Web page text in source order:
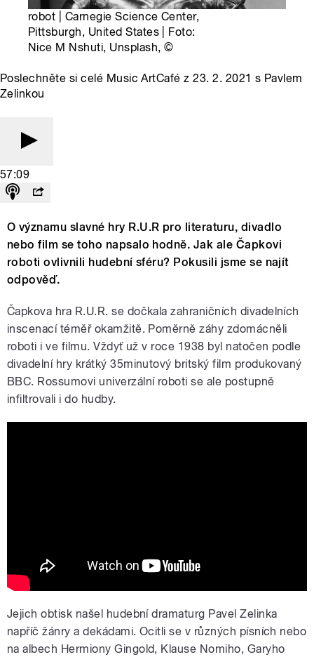
robot | Carnegie Science Center,
Pittsburgh, United States | Foto:
Nice M Nshuti, Unsplash, ©
Poslechněte si celé Music ArtCafé z 23. 2. 2021 s Pavlem
Zelinkou
57:09
O významu slavné hry R.U.R pro literaturu, divadlo
nebo film se toho napsalo hodně. Jak ale Čapkovi
roboti ovlivnili hudební sféru? Pokusili jsme se najít
odpověď.
Čapkova hra R.U.R. se dočkala zahraničních divadelních
inscenací téměř okamžitě. Poměrně záhy zdomácněli
roboti i ve filmu. Vždyť už v roce 1938 byl natočen podle
divadelní hry krátký 35minutový britský film produkovaný
BBC. Rossumovi univerzální roboti se ale postupně
infiltrovali i do hudby.
Jejich obtisk našel hudební dramaturg Pavel Zelinka
napříč žánry a dekádami. Ocitli se v různých písních nebo
na albech Hermiony Gingold, Klause Nomiho, Garyho